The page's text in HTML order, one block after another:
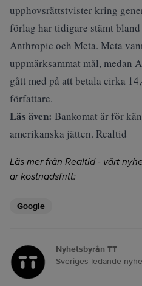
upphovsrättstvister kring
förlag har tidigare stämt
Anthropic och Meta. Meta
uppmärksammat mål, medan
gått med på att betala cirka
författare.
Läs även: Bankomat är för
amerikanska jätten. Realtid
Läs mer från Realtid - vårt
är kostnadsfritt:
Google
Nyhetsbyrån TT
Sveriges ledande